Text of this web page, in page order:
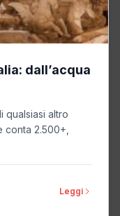
dall’acqua
qualsiasi altro
2.500+,
Leggi